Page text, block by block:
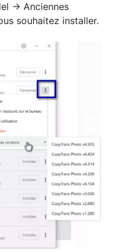
→ Anciennes
souhaitez installer.